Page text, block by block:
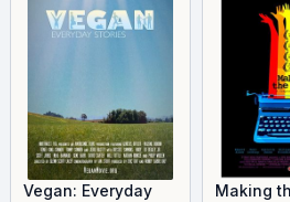
Vegan: Everyday
Making